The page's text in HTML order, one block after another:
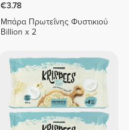
€3.78
Μπάρα Πρωτεΐνης Φυστικιού
Billion x 2